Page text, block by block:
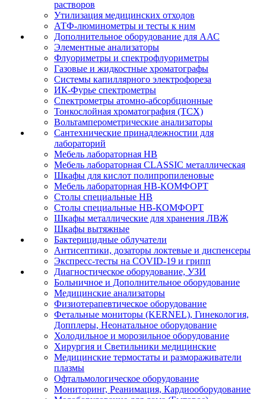
растворов
Утилизация медицинских отходов
АТФ-люминометры и тесты к ним
Дополнительное оборудование для ААС
Элементные анализаторы
Флуориметры и спектрофлуориметры
Газовые и жидкостные хроматографы
Системы капиллярного электрофореза
ИК-Фурье спектрометры
Спектрометры атомно-абсорбционные
Тонкослойная хроматография (ТСХ)
Вольтамперометрические анализаторы
Сантехнические принадлежностии для
лабораторий
Мебель лабораторная НВ
Мебель лабораторная CLASSIC металлическая
Шкафы для кислот полипропиленовые
Мебель лабораторная НВ-КОМФОРТ
Столы специальные НВ
Столы специальные НВ-КОМФОРТ
Шкафы металлические для хранения ЛВЖ
Шкафы вытяжные
Бактерицидные облучатели
Антисептики, дозаторы локтевые и диспенсеры
Экспресс-тесты на COVID-19 и грипп
Диагностическое оборудование, УЗИ
Больничное и Дополнительное оборудование
Медицинские анализаторы
Физиотерапевтическое оборудование
Фетальные мониторы (KERNEL), Гинекология,
Допплеры, Неонатальное оборудование
Холодильное и морозильное оборудование
Хирургия и Светильники медицинские
Медицинские термостаты и размораживатели
плазмы
Офтальмологическое оборудование
Мониторинг, Реанимация, Кардиооборудование